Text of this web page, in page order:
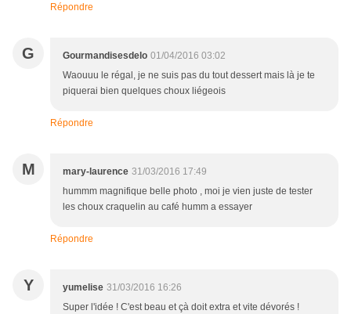
Répondre
G Gourmandisesdelo 01/04/2016 03:02
Waouuu le régal, je ne suis pas du tout dessert mais là je te
piquerai bien quelques choux liégeois
Répondre
M mary-laurence 31/03/2016 17:49
hummm magnifique belle photo , moi je vien juste de tester
les choux craquelin au café humm a essayer
Répondre
Y yumelise 31/03/2016 16:26
Super l'idée ! C'est beau et çà doit extra et vite dévorés !